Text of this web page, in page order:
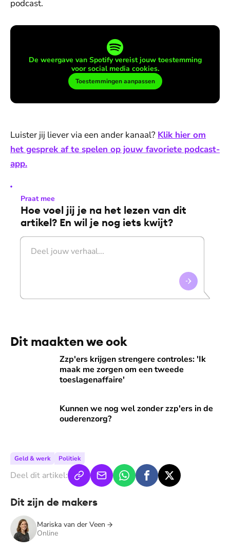
podcast.
De weergave van Spotify vereist jouw toestemming
voor social media cookies.
Toestemmingen aanpassen
Luister jij liever via een ander kanaal? Klik hier om
het gesprek af te spelen op jouw favoriete podcast-
app.
Praat mee
Hoe voel jij je na het lezen van dit
artikel? En wil je nog iets kwijt?
Dit maakten we ook
Zzp'ers krijgen strengere controles: 'Ik
maak me zorgen om een tweede
toeslagenaffaire'
Zzp'ers krijgen strengere controles: 'Ik maak me zorgen
Kunnen we nog wel zonder zzp'ers in de
ouderenzorg?
Kunnen we nog wel zonder zzp'ers in de ouderenzorg?
Geld & werk Politiek
Deel dit artikel:
Dit zijn de makers
Mariska van der Veen
Online